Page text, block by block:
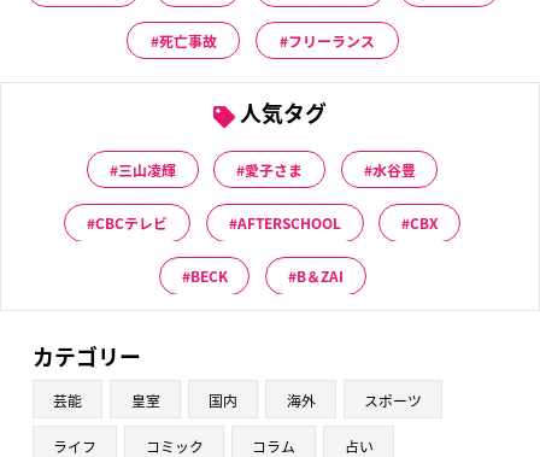
死亡事故 フリーランス
人気タグ
三山凌輝 愛子さま 水谷豊
CBCテレビ AFTERSCHOOL CBX
BECK B＆ZAI
カテゴリー
芸能 皇室 国内 海外 スポーツ
ライフ コミック コラム 占い